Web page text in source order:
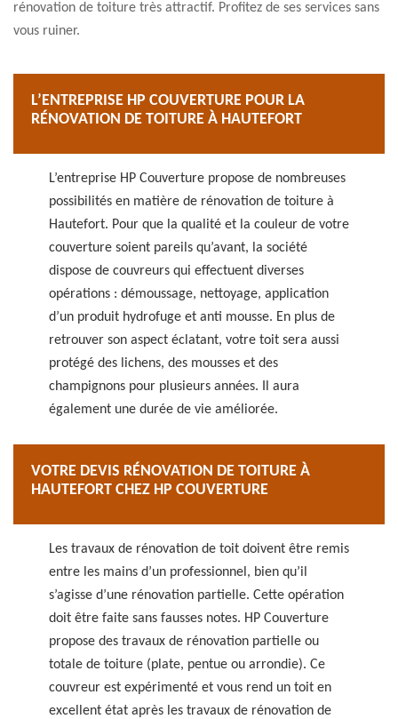
rénovation de toiture très attractif. Profitez de ses services sans
vous ruiner.
L’ENTREPRISE HP COUVERTURE POUR LA
RÉNOVATION DE TOITURE À HAUTEFORT
L’entreprise HP Couverture propose de nombreuses
possibilités en matière de rénovation de toiture à
Hautefort. Pour que la qualité et la couleur de votre
couverture soient pareils qu’avant, la société
dispose de couvreurs qui effectuent diverses
opérations : démoussage, nettoyage, application
d’un produit hydrofuge et anti mousse. En plus de
retrouver son aspect éclatant, votre toit sera aussi
protégé des lichens, des mousses et des
champignons pour plusieurs années. Il aura
également une durée de vie améliorée.
VOTRE DEVIS RÉNOVATION DE TOITURE À
HAUTEFORT CHEZ HP COUVERTURE
Les travaux de rénovation de toit doivent être remis
entre les mains d’un professionnel, bien qu’il
s’agisse d’une rénovation partielle. Cette opération
doit être faite sans fausses notes. HP Couverture
propose des travaux de rénovation partielle ou
totale de toiture (plate, pentue ou arrondie). Ce
couvreur est expérimenté et vous rend un toit en
excellent état après les travaux de rénovation de